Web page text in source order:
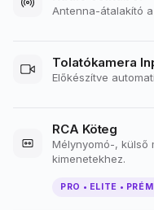
Antenna-átalakító
Tolatókamera
Előkészítve
RCA Köteg
Mélynyomó-, külső
kimenetekhez.
PRO • ELITE •